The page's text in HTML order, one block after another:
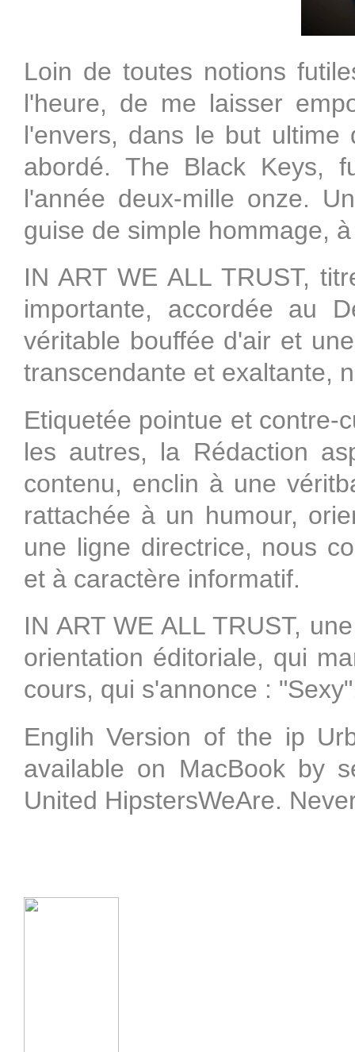
Loin de toutes notions
l'heure, de me laisser
l'envers, dans le but ultime
abordé. The Black Keys,
l'année deux-mille onze.
guise de simple hommage,
IN ART WE ALL TRUST,
importante, accordée au
véritable bouffée d'air et
transcendante et exaltante,
Etiquetée pointue et contre-
les autres, la Rédaction
contenu, enclin à une
rattachée à un humour,
une ligne directrice, nous
et à caractère informatif.
IN ART WE ALL TRUST,
orientation éditoriale, qui
cours, qui s'annonce :
Englih Version of the ip
available on MacBook by
United HipstersWeAre.